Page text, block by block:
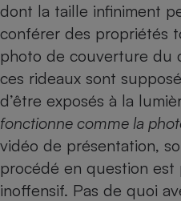
dont la taille infiniment
conférer des propriétés
photo de couverture du
ces rideaux sont
d’être exposés à la
fonctionne comme la
vidéo de présentation,
procédé en question
inoffensif. Pas de quoi
Speedtest